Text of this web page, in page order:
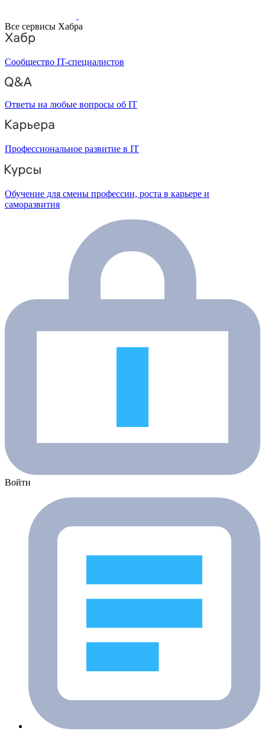
Все сервисы Хабра
Сообщество IT-специалистов
Ответы на любые вопросы об IT
Профессиональное развитие в IT
Обучение для смены профессии, роста в карьере и
саморазвития
Войти